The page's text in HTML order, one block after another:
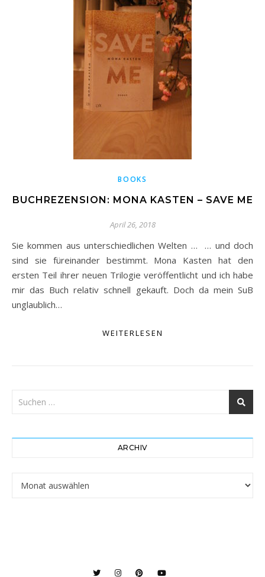
BOOKS
BUCHREZENSION: MONA KASTEN – SAVE ME
April 26, 2018
Sie kommen aus unterschiedlichen Welten … … und doch
sind sie füreinander bestimmt. Mona Kasten hat den
ersten Teil ihrer neuen Trilogie veröffentlicht und ich habe
mir das Buch relativ schnell gekauft. Doch da mein SuB
unglaublich…
WEITERLESEN
ARCHIV
Archiv